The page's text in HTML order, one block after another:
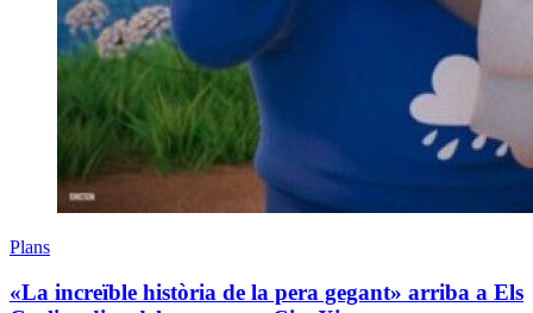
Plans
«La increïble història de la pera gegant» arriba a Els